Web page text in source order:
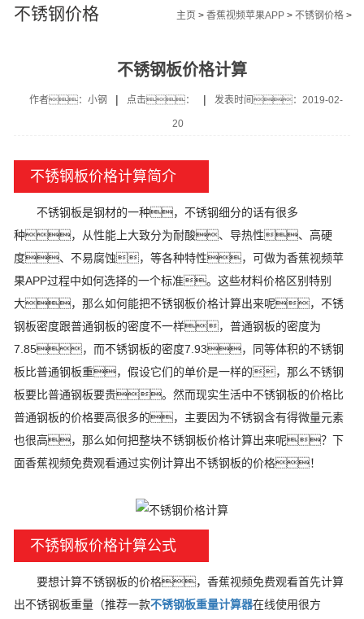
单
不锈钢价格 主页 > 香蕉视频苹果APP > 不锈钢价格 >
不锈钢板价格计算
作者：小钢 | 点击： | 发表时间：2019-02-
20
不锈钢板价格计算简介
不锈钢板是钢材的一种，不锈钢细分的话有很多
种，从性能上大致分为耐酸、导热性、高硬
度、不易腐蚀，等各种特性，可做为香蕉视频苹
果APP过程中如何选择的一个标准。这些材料价格区别特别
大，那么如何能把不锈钢板价格计算出来呢，不锈
钢板密度跟普通钢板的密度不一样，普通钢板的密度为
7.85，而不锈钢板的密度7.93，同等体积的不锈钢
板比普通钢板重，假设它们的单价是一样的，那么不锈钢
板要比普通钢板要贵。然而现实生活中不锈钢板的价格比
普通钢板的价格要高很多的，主要因为不锈钢含有得微量元素
也很高，那么如何把整块不锈钢板价格计算出来呢？下
面香蕉视频免费观看通过实例计算出不锈钢板的价格！
不锈钢板价格计算公式
要想计算不锈钢板的价格，香蕉视频免费观看首先计算
出不锈钢板重量（推荐一款不锈钢板重量计算器在线使用很方